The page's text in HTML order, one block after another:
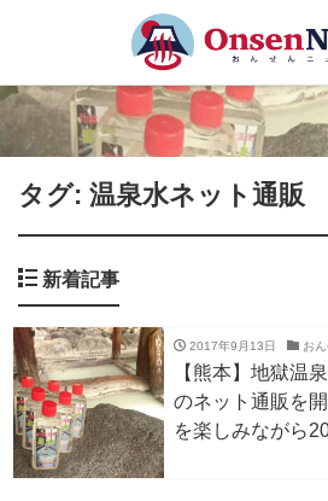
タグ: 温泉水ネット通販
新着記事
2017年9月13日 お
【熊本】地獄温
のネット通販を
を楽しみながら